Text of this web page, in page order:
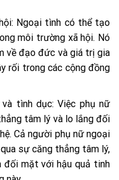
Ngoại tình có thể tạo
môi trường xã hội. Nó
về đạo đức và giá trị gia
rối trong các cộng đồng
tình dục: Việc phụ nữ
tâm lý và lo lắng đối
Cả người phụ nữ ngoại
sự căng thẳng tâm lý,
đối mặt với hậu quả tinh